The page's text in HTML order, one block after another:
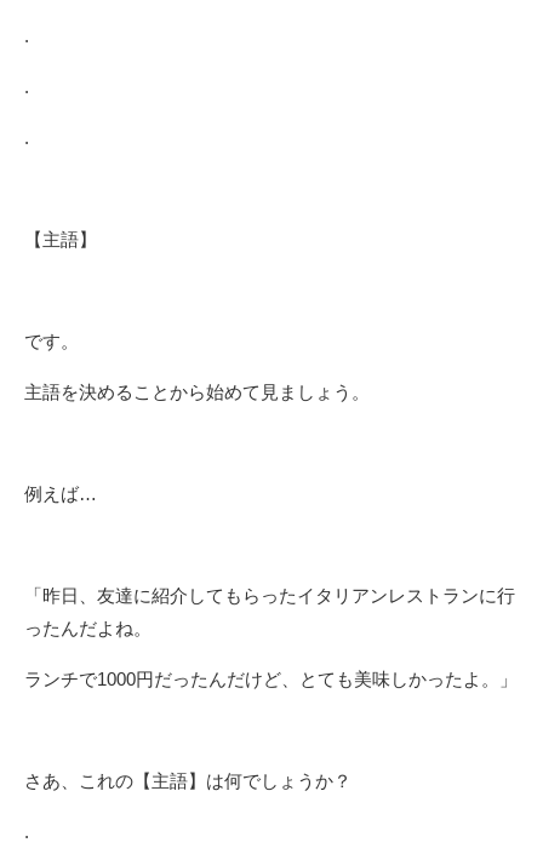
.
.
.
【主語】
です。
主語を決めることから始めて見ましょう。
例えば…
「昨日、友達に紹介してもらったイタリアンレストランに行
ったんだよね。
ランチで1000円だったんだけど、とても美味しかったよ。」
さあ、これの【主語】は何でしょうか？
.